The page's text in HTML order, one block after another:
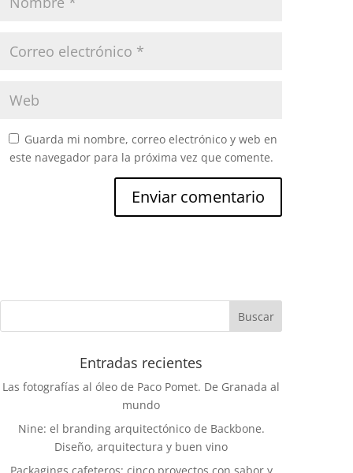
Guarda mi nombre, correo electrónico y web en
este navegador para la próxima vez que comente.
Entradas recientes
Las fotografías al óleo de Paco Pomet. De Granada al
mundo
Nine: el branding arquitectónico de Backbone.
Diseño, arquitectura y buen vino